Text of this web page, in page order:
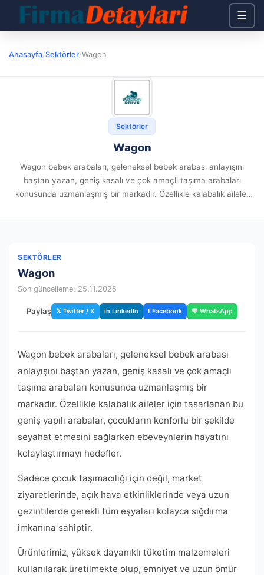
☰
Anasayfa/Sektörler/Wagon
Sektörler
Wagon
Wagon bebek arabaları, geleneksel bebek arabası anlayışını
baştan yazan, geniş kasalı ve çok amaçlı taşıma arabaları
konusunda uzmanlaşmış bir markadır. Özellikle kalabalık aileler
SEKTÖRLER
Wagon
Son güncelleme: 25.11.2025
Paylaş 𝕏 Twitter / X in LinkedIn f Facebook 💬 WhatsApp
Wagon bebek arabaları, geleneksel bebek arabası
anlayışını baştan yazan, geniş kasalı ve çok amaçlı
taşıma arabaları konusunda uzmanlaşmış bir
markadır. Özellikle kalabalık aileler için tasarlanan bu
geniş yapılı arabalar, çocukların konforlu bir şekilde
seyahat etmesini sağlarken ebeveynlerin hayatını
kolaylaştırmayı hedefler.
Sadece çocuk taşımacılığı için değil, market
ziyaretlerinde, açık hava etkinliklerinde veya uzun
gezintilerde gerekli tüm eşyaları kolayca sığdırma
imkanına sahiptir.
Ürünlerimiz, yüksek dayanıklı tüketim malzemeleri
kullanılarak üretilmekte olup, emniyet ve uzun ömür